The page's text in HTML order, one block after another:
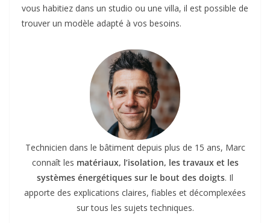
vous habitiez dans un studio ou une villa, il est possible de
trouver un modèle adapté à vos besoins.
Technicien dans le bâtiment depuis plus de 15 ans, Marc
connaît les matériaux, l’isolation, les travaux et les
systèmes énergétiques sur le bout des doigts. Il
apporte des explications claires, fiables et décomplexées
sur tous les sujets techniques.